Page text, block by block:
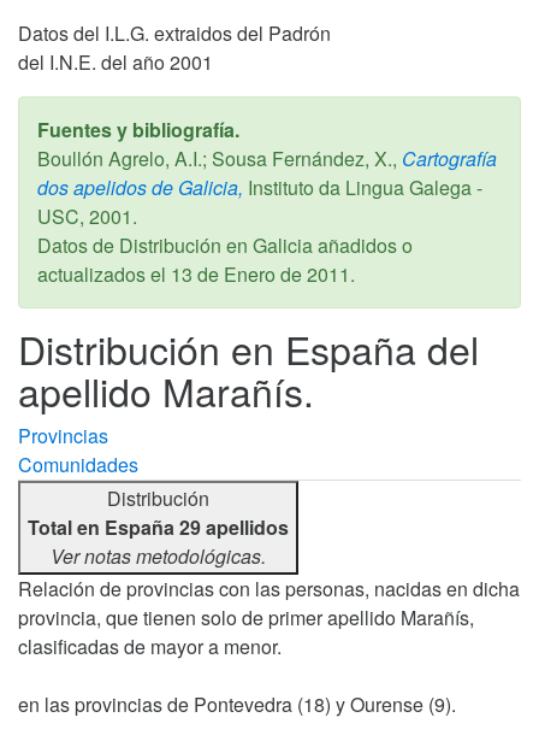
Datos del I.L.G. extraidos del Padrón
del I.N.E. del año 2001
Fuentes y bibliografía.
Boullón Agrelo, A.I.; Sousa Fernández, X., Cartografía
dos apelidos de Galicia, Instituto da Lingua Galega -
USC, 2001.
Datos de Distribución en Galicia añadidos o
actualizados el 13 de Enero de 2011.
Distribución en España del
apellido Marañís.
Provincias
Comunidades
Distribución
Total en España 29 apellidos
Ver notas metodológicas.
Relación de provincias con las personas, nacidas en dicha
provincia, que tienen solo de primer apellido Marañís,
clasificadas de mayor a menor.
en las provincias de Pontevedra (18) y Ourense (9).